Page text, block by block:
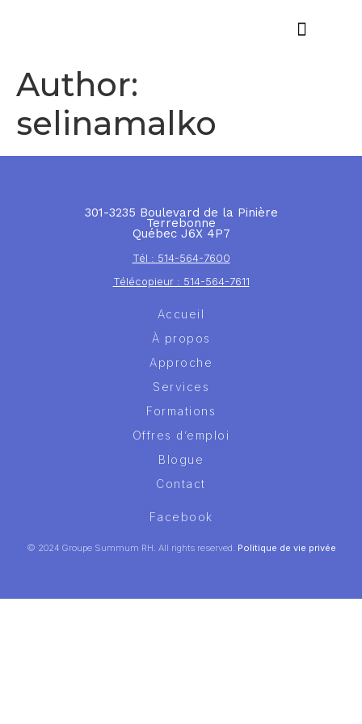
Author:
selinamalko
301-3235 Boulevard de la Pinière
Terrebonne
Québec J6X 4P7
Tél : 514-564-7600
Télécopieur : 514-564-7611
Accueil
À propos
Approche
Services
Formations
Offres d’emploi
Blogue
Contact
Facebook
© 2024 Groupe Summum RH. All rights reserved. Politique de vie privée